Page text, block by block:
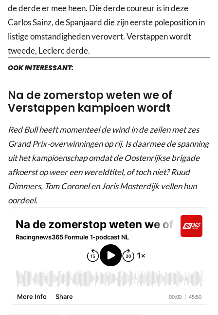
de derde er mee heen. Die derde coureur is in deze
Carlos Sainz, de Spanjaard die zijn eerste poleposition in
listige omstandigheden verovert. Verstappen wordt
tweede, Leclerc derde.
OOK INTERESSANT:
Na de zomerstop weten we of
Verstappen kampioen wordt
Red Bull heeft momenteel de wind in de zeilen met zes
Grand Prix-overwinningen op rij. Is daarmee de spanning
uit het kampioenschap omdat de Oostenrijkse brigade
afkoerst op weer een wereldtitel, of toch niet? Ruud
Dimmers, Tom Coronel en Joris Mosterdijk vellen hun
oordeel.